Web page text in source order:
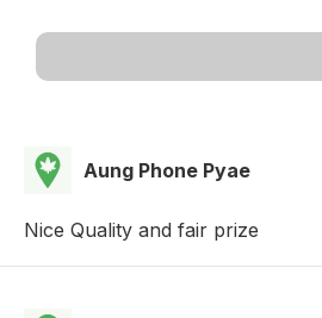
Aung Phone Pyae
Nice Quality and fair prize